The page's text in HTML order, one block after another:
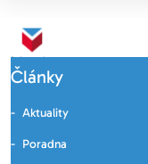
Články
Aktuality
Poradna